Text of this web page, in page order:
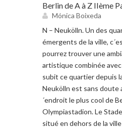
Berlin de A à Z IIème
Mónica Boixeda
N – Neukölln. Un des
émergents de la ville,
pourrez trouver une
artistique combinée
subit ce quartier depuis
Neukölln est sans doute
´endroit le plus cool de
Olympiastadion. Le
situé en dehors de la